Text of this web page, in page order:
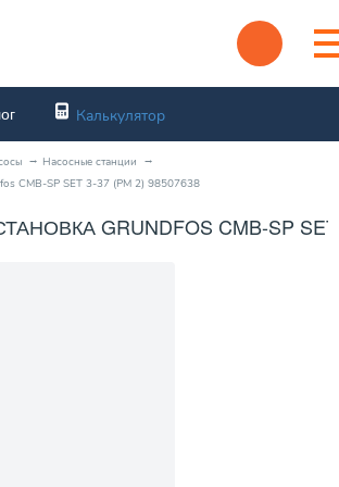
Калькулятор
Насосные станции
CMB-SP SET 3-37 (PM 2) 98507638
GRUNDFOS CMB-SP SET